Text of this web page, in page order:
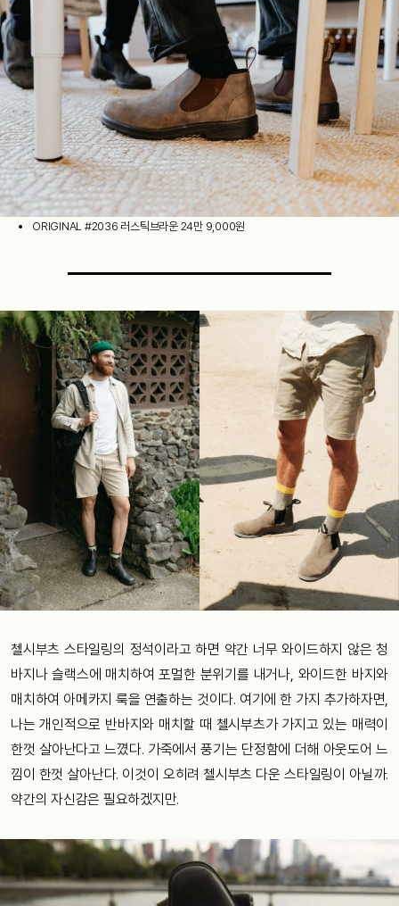
ORIGINAL #2036 러스틱브라운 24만 9,000원
첼시부츠 스타일링의 정석이라고 하면 약간 너무 와이드하지 않은 청
바지나 슬랙스에 매치하여 포멀한 분위기를 내거나, 와이드한 바지와
매치하여 아메카지 룩을 연출하는 것이다. 여기에 한 가지 추가하자면,
나는 개인적으로 반바지와 매치할 때 첼시부츠가 가지고 있는 매력이
한껏 살아난다고 느꼈다. 가죽에서 풍기는 단정함에 더해 아웃도어 느
낌이 한껏 살아난다. 이것이 오히려 첼시부츠 다운 스타일링이 아닐까.
약간의 자신감은 필요하겠지만.